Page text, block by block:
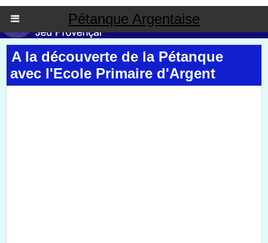
Pétanque Argentaise
A la découverte de la Pétanque
avec l'Ecole Primaire d'Argent